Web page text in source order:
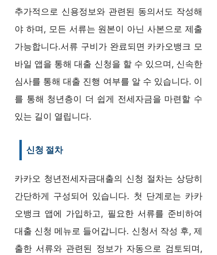
추가적으로 신용정보와 관련된 동의서도 작성해
야 하며, 모든 서류는 원본이 아닌 사본으로 제출
가능합니다.서류 구비가 완료되면 카카오뱅크 모
바일 앱을 통해 대출 신청을 할 수 있으며, 신속한
심사를 통해 대출 진행 여부를 알 수 있습니다. 이
를 통해 청년층이 더 쉽게 전세자금을 마련할 수
있는 길이 열립니다.
신청 절차
카카오 청년전세자금대출의 신청 절차는 상당히
간단하게 구성되어 있습니다. 첫 단계로는 카카
오뱅크 앱에 가입하고, 필요한 서류를 준비하여
대출 신청 메뉴로 들어갑니다. 신청서 작성 후, 제
출한 서류와 관련된 정보가 자동으로 검토되며,